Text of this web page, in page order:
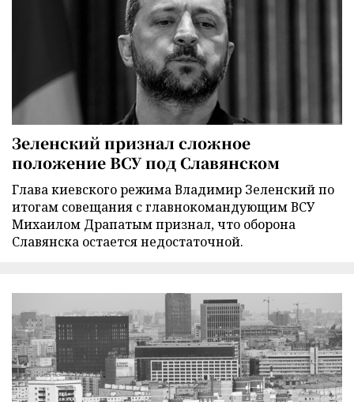
Зеленский признал сложное
положение ВСУ под Славянском
Глава киевского режима Владимир Зеленский по
итогам совещания с главнокомандующим ВСУ
Михаилом Драпатым признал, что оборона
Славянска остается недостаточной.